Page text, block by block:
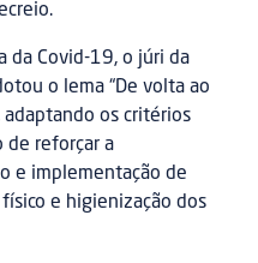
da Covid-19, o júri da
o lema “De volta ao
adaptando os critérios
de reforçar a
e implementação de
e higienização dos